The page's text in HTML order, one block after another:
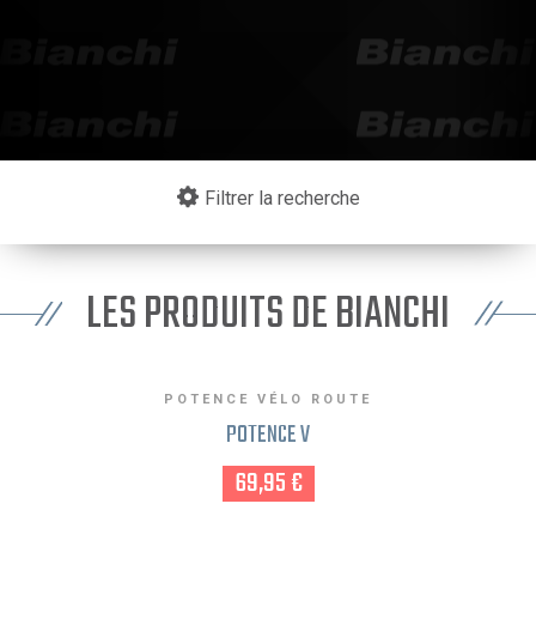
Filtrer la recherche
LES PRODUITS DE BIANCHI
POTENCE VÉLO ROUTE
POTENCE V
69,95 €